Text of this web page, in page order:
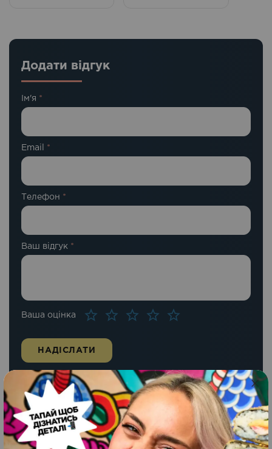
Додати відгук
Ім'я *
Email *
Телефон *
Ваша оцінка
Ваш відгук *
Схожі страви